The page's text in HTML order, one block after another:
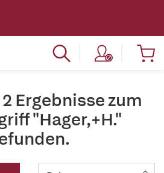
Ergebnisse zum
"Hager,+H."